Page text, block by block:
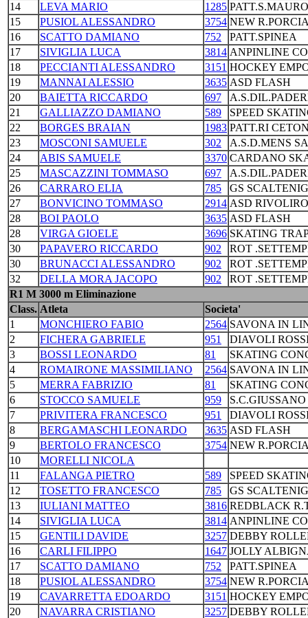
14
LEVA MARIO 1285
15
PUSIOL ALESSANDRO 3754 NEW
16
SCATTO DAMIANO 752
PATT.SPINEA
17
SIVIGLIA LUCA 3814 ANPINLINE
18
PECCIANTI ALESSANDRO 3151 HOCKEY
19
MANNAI ALESSIO 3635 ASD FLASH
20
BAIETTA RICCARDO 697
21
GALLIAZZO DAMIANO 589
SPEED
22
BORGES BRAIAN 1983 PATT.RI
23
MOSCONI SAMUELE 302
A.S.D.MENS
24
ABIS SAMUELE 3370 CARDANO
25
MASCAZZINI TOMMASO 697
26
CARRARO ELIA 785
GS
27
BONVICINO TOMMASO 2914 ASD
28
BOI PAOLO 3635 ASD FLASH
28
VIRGA GIOELE 3696 SKATING
30
PAPAVERO RICCARDO 902
ROT
30
BRUNACCI ALESSANDRO 902
ROT
32
DELLA MORA JACOPO 902
ROT
R1 M 3000 m Eliminazione
Class. Atleta
Societa'
1
MONCHIERO FABIO 2564 SAVONA IN
2
FICHERA GABRIELE 951
DIAVOLI
3
BOSSI LEONARDO 81
SKATING
4
ROMAIRONE MASSIMILIANO 2564 SAVONA IN
5
MERRA FABRIZIO 81
SKATING
6
STOCCO SAMUELE 959
S.C.GIUSSANO
7
PRIVITERA FRANCESCO 951
DIAVOLI
8
BERGAMASCHI LEONARDO 3635 ASD FLASH
9
BERTOLO FRANCESCO 3754 NEW
10
MORELLI NICOLA
11
FALANGA PIETRO 589
SPEED
12
TOSETTO FRANCESCO 785
GS
13
IULIANI MATTEO 3816 REDBLACK
14
SIVIGLIA LUCA 3814 ANPINLINE
15
GENTILI DAVIDE 3257 DEBBY
16
CARLI FILIPPO 1647 JOLLY
17
SCATTO DAMIANO 752
PATT.SPINEA
18
PUSIOL ALESSANDRO 3754 NEW
19
CAVARRETTA EDOARDO 3151 HOCKEY
20
NAVARRA CRISTIANO 3257 DEBBY